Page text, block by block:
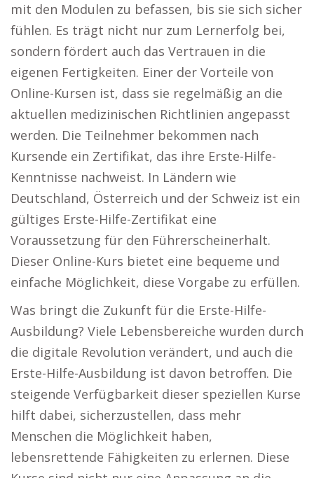
mit den Modulen zu befassen, bis sie sich sicher
fühlen. Es trägt nicht nur zum Lernerfolg bei,
sondern fördert auch das Vertrauen in die
eigenen Fertigkeiten. Einer der Vorteile von
Online-Kursen ist, dass sie regelmäßig an die
aktuellen medizinischen Richtlinien angepasst
werden. Die Teilnehmer bekommen nach
Kursende ein Zertifikat, das ihre Erste-Hilfe-
Kenntnisse nachweist. In Ländern wie
Deutschland, Österreich und der Schweiz ist ein
gültiges Erste-Hilfe-Zertifikat eine
Voraussetzung für den Führerscheinerhalt.
Dieser Online-Kurs bietet eine bequeme und
einfache Möglichkeit, diese Vorgabe zu erfüllen.
Was bringt die Zukunft für die Erste-Hilfe-
Ausbildung? Viele Lebensbereiche wurden durch
die digitale Revolution verändert, und auch die
Erste-Hilfe-Ausbildung ist davon betroffen. Die
steigende Verfügbarkeit dieser speziellen Kurse
hilft dabei, sicherzustellen, dass mehr
Menschen die Möglichkeit haben,
lebensrettende Fähigkeiten zu erlernen. Diese